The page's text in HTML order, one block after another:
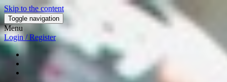
Skip to the content
Toggle navigation
Menu
Login / Register